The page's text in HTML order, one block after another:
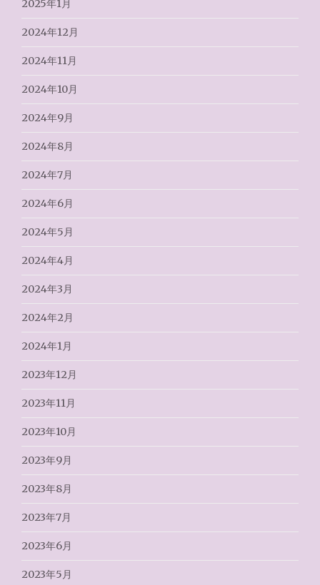
2025年1月
2024年12月
2024年11月
2024年10月
2024年9月
2024年8月
2024年7月
2024年6月
2024年5月
2024年4月
2024年3月
2024年2月
2024年1月
2023年12月
2023年11月
2023年10月
2023年9月
2023年8月
2023年7月
2023年6月
2023年5月